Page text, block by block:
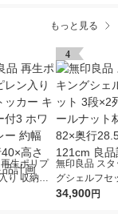
もっと見る
生ポリプ
り 収納ス
ャスター
4
無印良品 スタ
グシェルフセ
×2列 ウォー
34,900円